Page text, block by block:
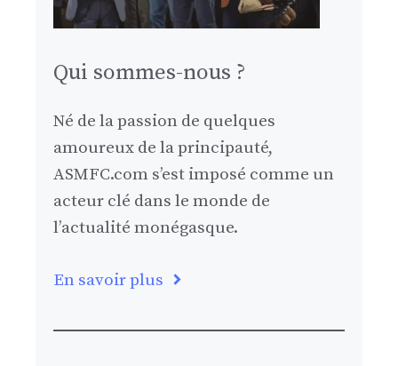
Qui sommes-nous ?
Né de la passion de quelques
amoureux de la principauté,
ASMFC.com s’est imposé comme un
acteur clé dans le monde de
l’actualité monégasque.
En savoir plus